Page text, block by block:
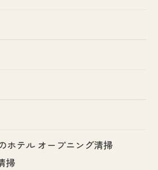
ホテル オープニング清掃
掃